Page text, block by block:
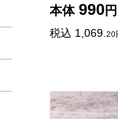
本体 990円
税込 1,069.20
小男鹿本舗